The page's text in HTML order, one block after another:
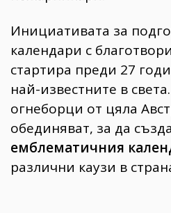
Инициативата за
календари с
стартира преди 27
най-известните в
огнеборци от цяла
обединяват, за да
емблематичния
различни каузи в